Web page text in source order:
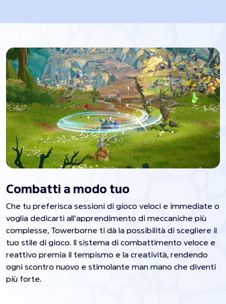
Combatti a modo tuo
Che tu preferisca sessioni di gioco veloci e immediate o
voglia dedicarti all’apprendimento di meccaniche più
complesse, Towerborne ti dà la possibilità di scegliere il
tuo stile di gioco. Il sistema di combattimento veloce e
reattivo premia il tempismo e la creatività, rendendo
ogni scontro nuovo e stimolante man mano che diventi
più forte.